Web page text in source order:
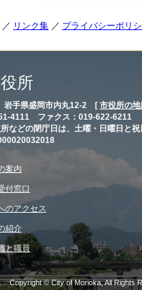
リンク集 プライバシーポリ
所
手県盛岡市内丸12-2 [ 市役所の地
4111 ファクス：019-622-6211
などの閉庁日は、土曜・日曜日と祝
案内
付窓口
のアクセス
紹介
と職員
Copyright © City of Morioka, All Rights